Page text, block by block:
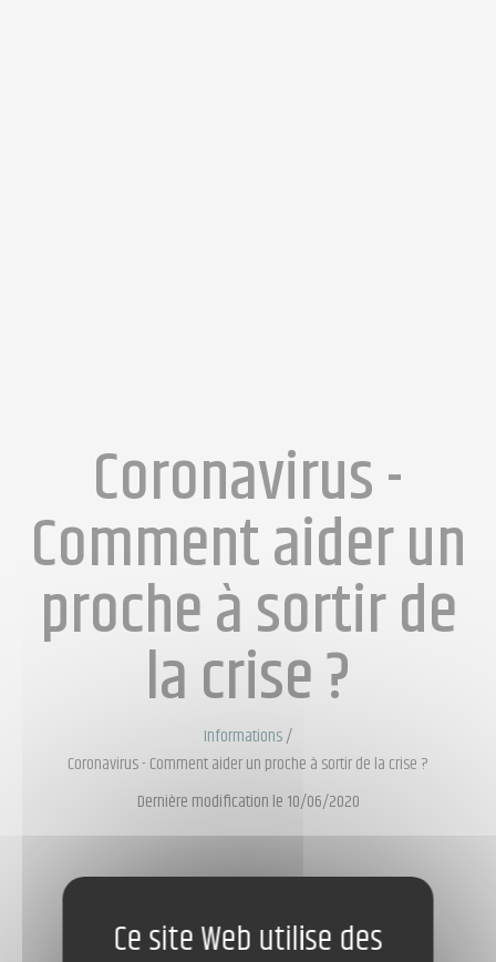
Coronavirus -
Comment aider un
proche à sortir de
la crise ?
Informations/
Coronavirus - Comment aider un proche à sortir de la crise ?
Dernière modification le 10/06/2020